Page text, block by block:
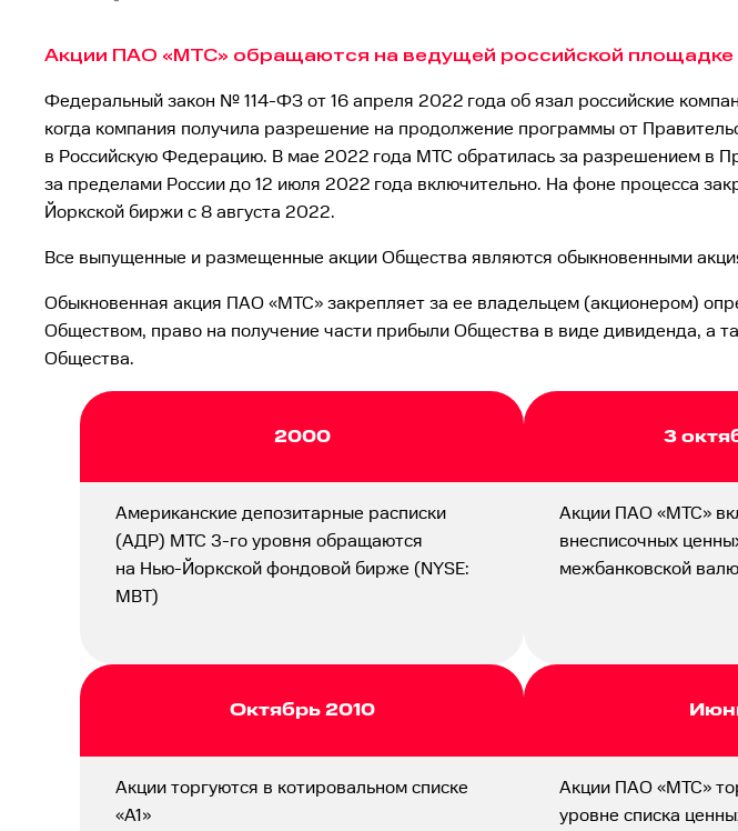
Акции ПАО «МТС» обращаются на ведущей российской площадке
Федеральный закон № 114-ФЗ от 16 апреля 2022 года об язал российские
когда компания получила разрешение на продолжение программы от
в Российскую Федерацию. В мае 2022 года МТС обратилась за разрешением в
за пределами России до 12 июля 2022 года включительно. На фоне процесса
Йоркской биржи с 8 августа 2022.
Все выпущенные и размещенные акции Общества являются обыкновенными
Обыкновенная акция ПАО «МТС» закрепляет за ее владельцем (акционером)
Обществом, право на получение части прибыли Общества в виде дивиденда, а
Общества.
2000
Американские депозитарные расписки
(АДР) МТС 3-го уровня обращаются
на Нью-Йоркской фондовой бирже (NYSE:
MBT)
3
Акции ПАО «МТС»
внесписочных
межбанковской
Октябрь 2010
Акции торгуются в котировальном списке
«A1»
Акции ПАО «МТС»
уровне списка